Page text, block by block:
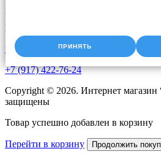
Время работы:
Пн-Чт с 9:00 до 18:00
Пт с 9.00 до 17.00
upak2008@bk.ru
+7 (917) 422-76-24
Copyright © 2026. Интернет магазин
защищены
Товар успешно добавлен в корзину
Перейти в корзину Продолжить
ПРИНЯТЬ